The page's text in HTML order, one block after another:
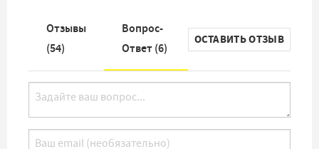
Отзывы
(54)
Вопрос-
Ответ (6)
ОСТАВИТЬ ОТЗЫВ